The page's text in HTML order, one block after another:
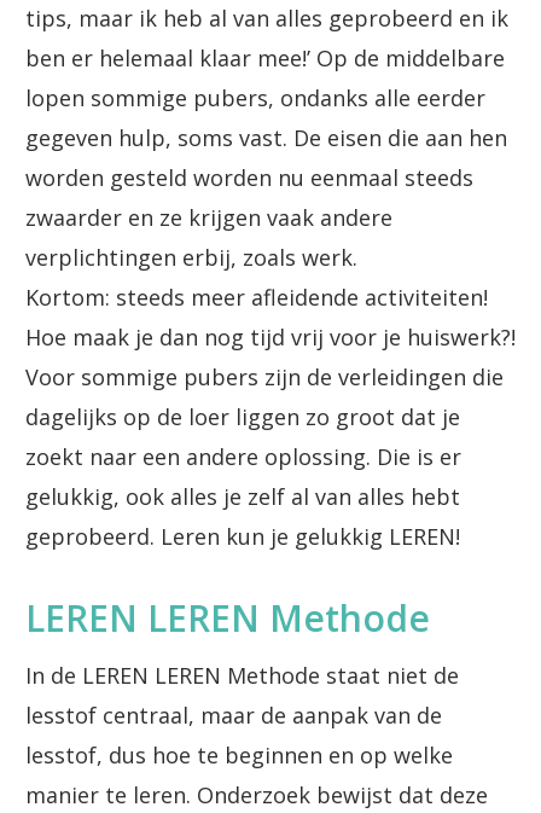
tips, maar ik heb al van alles geprobeerd en ik
ben er helemaal klaar mee!’ Op de middelbare
lopen sommige pubers, ondanks alle eerder
gegeven hulp, soms vast. De eisen die aan hen
worden gesteld worden nu eenmaal steeds
zwaarder en ze krijgen vaak andere
verplichtingen erbij, zoals werk.
Kortom: steeds meer afleidende activiteiten!
Hoe maak je dan nog tijd vrij voor je huiswerk?!
Voor sommige pubers zijn de verleidingen die
dagelijks op de loer liggen zo groot dat je
zoekt naar een andere oplossing. Die is er
gelukkig, ook alles je zelf al van alles hebt
geprobeerd. Leren kun je gelukkig LEREN!
LEREN LEREN Methode
In de LEREN LEREN Methode staat niet de
lesstof centraal, maar de aanpak van de
lesstof, dus hoe te beginnen en op welke
manier te leren. Onderzoek bewijst dat deze